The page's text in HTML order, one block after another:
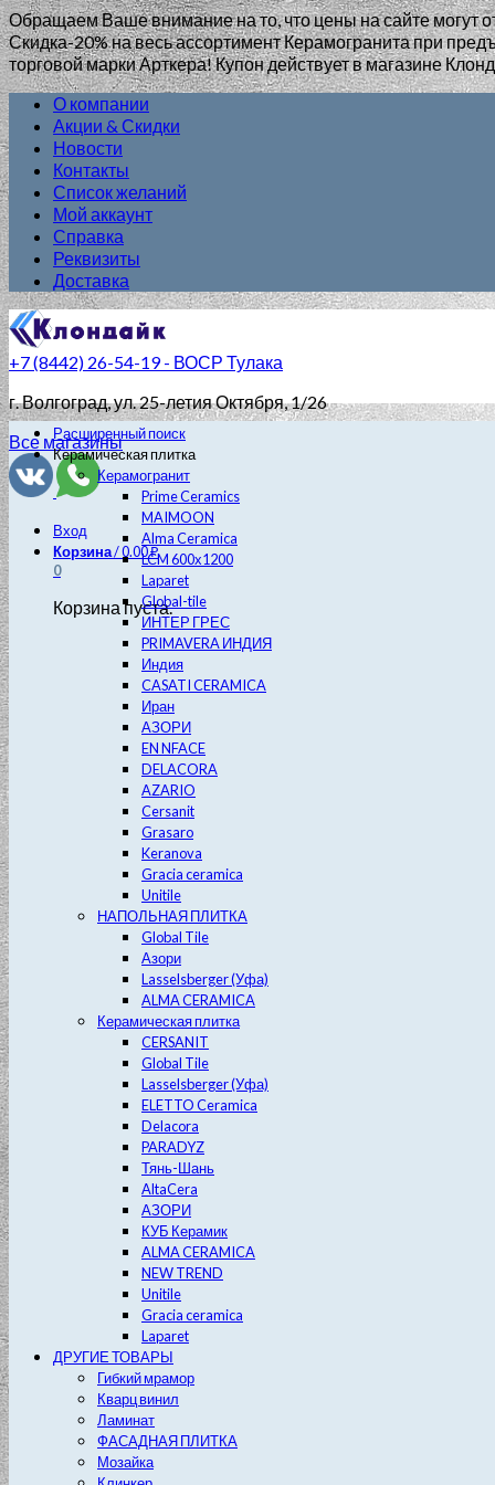
Обращаем Ваше внимание на то, что цены на сайте могут
Скидка-20% на весь ассортимент Керамогранита при
торговой марки Арткера! Купон действует в магазине
О компании
Акции & Скидки
Новости
Контакты
Список желаний
Мой аккаунт
Справка
Реквизиты
Доставка
+7 (8442) 26-54-19 - ВОСР Тулака
г. Волгоград, ул. 25-летия Октября, 1/26
Все магазины
Вход
Корзина/0.00₽
0
Корзина пуста.
Расширенный поиск
Керамическая плитка
Керамогранит
Prime Ceramics
MAIMOON
Alma Ceramica
LCM 600х1200
Laparet
Global-tile
ИНТЕР ГРЕС
PRIMAVERA ИНДИЯ
Индия
CASATI CERAMICA
Иран
АЗОРИ
EN NFACE
DELACORA
AZARIO
Cersanit
Grasaro
Keranova
Gracia ceramica
Unitile
НАПОЛЬНАЯ ПЛИТКА
Global Tile
Азори
Lasselsberger (Уфа)
ALMA CERAMICA
Керамическая плитка
CERSANIT
Global Tile
Lasselsberger (Уфа)
ELETTO Ceramica
Delacora
PARADYZ
Тянь-Шань
AltaCera
АЗОРИ
КУБ Керамик
ALMA CERAMICA
NEW TREND
Unitile
Gracia ceramica
Laparet
ДРУГИЕ ТОВАРЫ
Гибкий мрамор
Кварц винил
Ламинат
ФАСАДНАЯ ПЛИТКА
Мозайка